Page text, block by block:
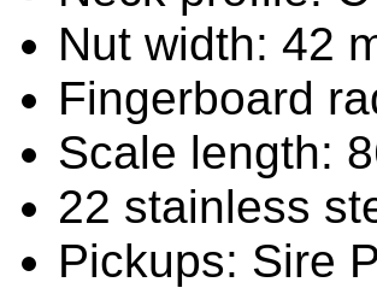
Nut width: 42
Fingerboard
Scale length:
22 stainless
Pickups: Sire